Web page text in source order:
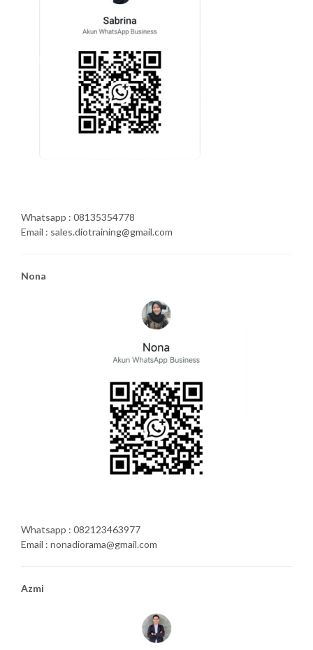
Whatsapp : 08135354778
Email : sales.diotraining@gmail.com
Nona
Whatsapp : 082123463977
Email : nonadiorama@gmail.com
Azmi